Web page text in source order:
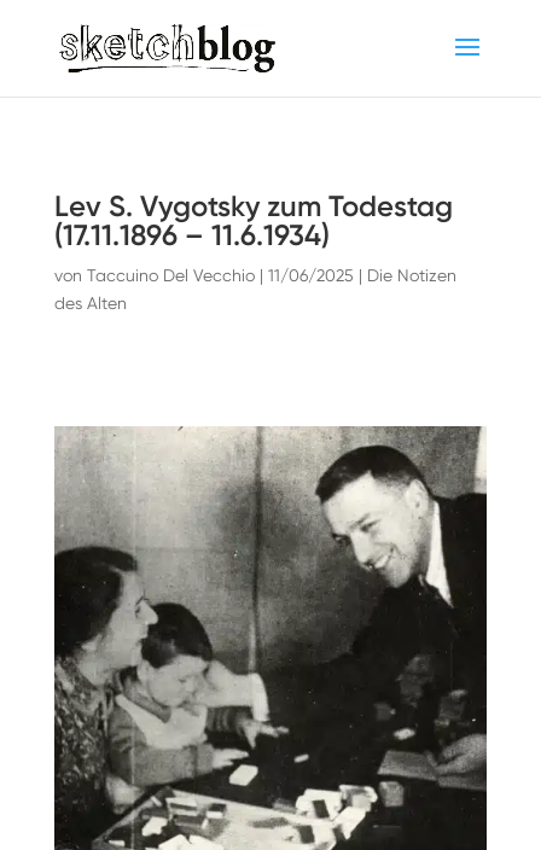
Lev S. Vygotsky zum Todestag
(17.11.1896 – 11.6.1934)
von Taccuino Del Vecchio| 11/06/2025 | Die Notizen
des Alten